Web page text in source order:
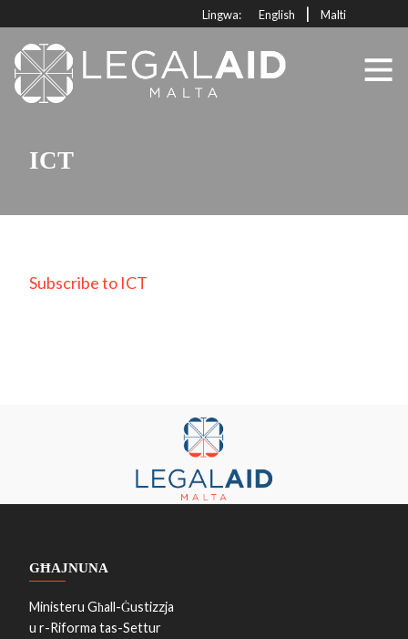
Lingwa: English | Malti
ICT
Subscribe to ICT
GĦAJNUNA
Ministeru Għall-Ġustizzja
u r-Riforma tas-Settur